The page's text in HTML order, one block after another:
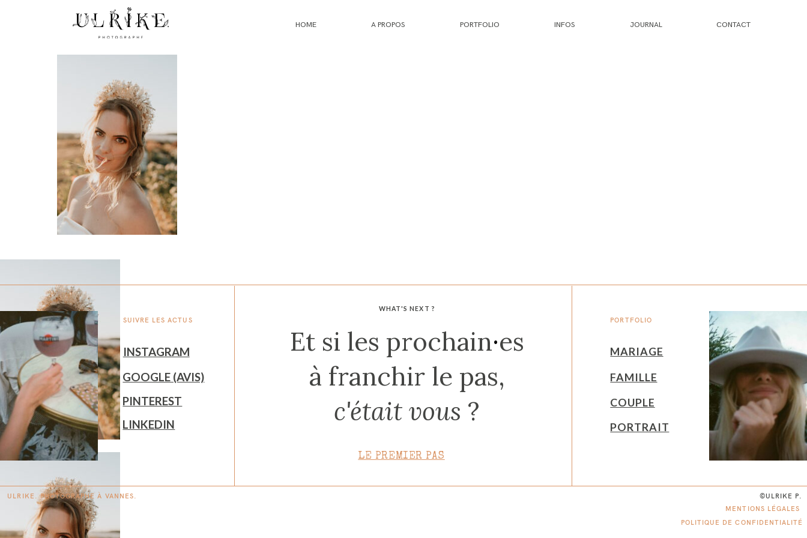
HOME A PROPOS PORTFOLIO INFOS JOURNAL CONTACT
WHAT'S NEXT ?
PORTFOLIO
SUIVRE LES ACTUS
Et si les prochain·es
à franchir le pas,
c'était vous ?
MARIAGE
INSTAGRAM
GOOGLE (AVIS)
FAMILLE
PINTEREST COUPLE
LINKEDIN PORTRAIT
LE PREMIER PAS
©ULRIKE P.
ULRIKE. PHOTOGRAPHE À VAN NES.
MENTIONS LÉGALES
POLITIQUE DE CONFIDENTIALITÉ